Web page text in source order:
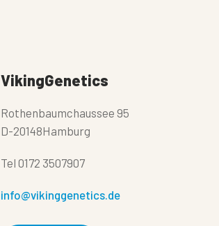
VikingGenetics
Rothenbaumchaussee 95
D-20148Hamburg
Tel 0172 3507907
info@vikinggenetics.de